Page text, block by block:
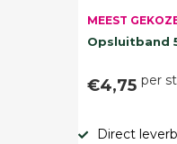
MEEST
Opsluitband
€4,75 per
Direct